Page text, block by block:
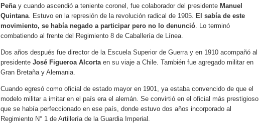
Peña y cuando ascendió a teniente coronel, fue colaborador del presidente Manuel
Quintana . Estuvo en la represión de la revolución radical de 1905. El sabía de este
movimiento, se había negado a participar pero no lo denunció . Lo terminó
combatiendo al frente del Regimiento 8 de Caballería de Línea.
Dos años después fue director de la Escuela Superior de Guerra y en 1910 acompañó al
presidente José Figueroa Alcorta en su viaje a Chile. También fue agregado militar en
Gran Bretaña y Alemania.
Cuando egresó como oficial de estado mayor en 1901, ya estaba convencido de que el
modelo militar a imitar en el país era el alemán. Se convirtió en el oficial más prestigioso
que se había perfeccionado en ese país, donde estuvo dos años incorporado al
Regimiento N° 1 de Artillería de la Guardia Imperial.